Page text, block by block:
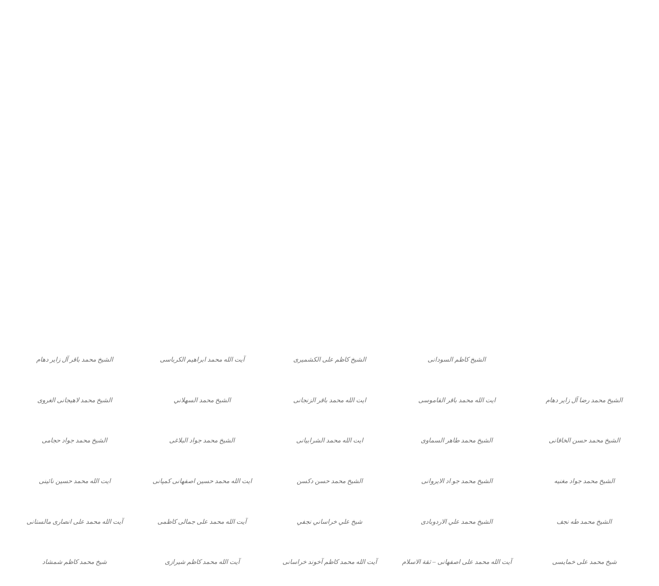
الشیخ کاظم السودانی الشیخ کاظم علی الکشمیری آیت الله محمد ابراهیم الکرباسی الشیخ محمد باقر آل زایر دهام
الشیخ محمد رضا آل زایر دهام ایت الله محمد باقر القاموسی ایت الله محمد باقر الزنجانی الشيخ محمد السهلاني الشیخ محمد لاهیجانی الغروی
الشیخ محمد حسن الخاقانی الشیخ محمد طاهر السماوی ایت الله محمد الشرابیانی الشیخ محمد جواد البلاغی الشیخ محمد جواد حجامی
الشیخ محمد جواد مغنیه الشیخ محمد جو.اد الایروانی الشیخ محمد حسن دکسن ایت الله محمد حسین اصفهانی کمپانی ایت الله محمد حسین نائینی
الشیخ محمد طه نجف الشيخ محمد علي الاردوبادی شيخ علي خراساني نجفي آیت الله محمد علی جمالی کاظمی آیت الله محمد علی انصاری مالستانی
شیخ محمد علی خمایسی آیت الله محمد علی اصفهانی – ثقة الاسلام آیت الله محمد کاظم آخوند خراسانی آیت الله محمد کاظم شیرازی شیخ محمد کاظم شمشاد